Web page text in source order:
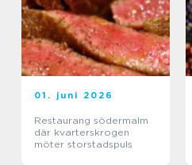
01. juni 2026
Restaurang södermalm
där kvarterskrogen
möter storstadspuls